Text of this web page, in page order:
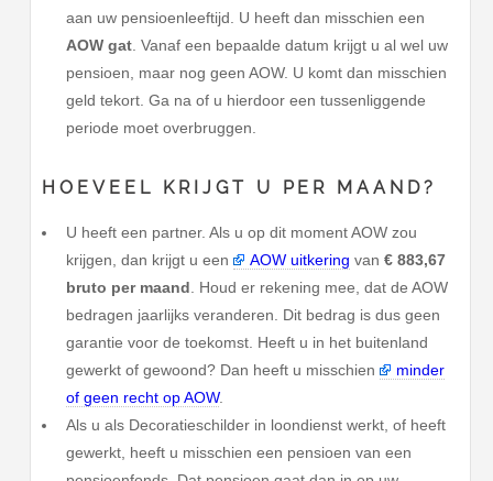
aan uw pensioenleeftijd. U heeft dan misschien een
AOW gat. Vanaf een bepaalde datum krijgt u al wel uw
pensioen, maar nog geen AOW. U komt dan misschien
geld tekort. Ga na of u hierdoor een tussenliggende
periode moet overbruggen.
HOEVEEL KRIJGT U PER MAAND?
U heeft een partner. Als u op dit moment AOW zou
krijgen, dan krijgt u een
AOW uitkering van € 883,67
bruto per maand. Houd er rekening mee, dat de AOW
bedragen jaarlijks veranderen. Dit bedrag is dus geen
garantie voor de toekomst. Heeft u in het buitenland
gewerkt of gewoond? Dan heeft u misschien
minder
of geen recht op AOW.
Als u als Decoratieschilder in loondienst werkt, of heeft
gewerkt, heeft u misschien een pensioen van een